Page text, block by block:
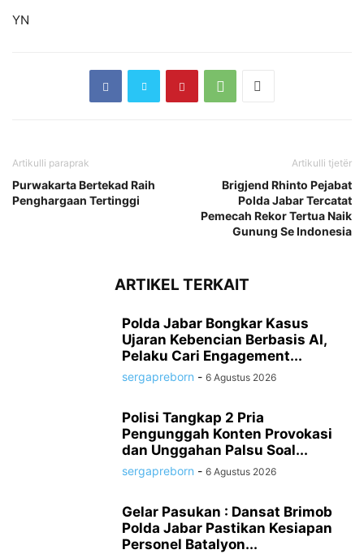
YN
Artikulli paraprak
Purwakarta Bertekad Raih
Penghargaan Tertinggi
Artikulli tjetër
Brigjend Rhinto Pejabat
Polda Jabar Tercatat
Pemecah Rekor Tertua Naik
Gunung Se Indonesia
ARTIKEL TERKAIT
Polda Jabar Bongkar Kasus
Ujaran Kebencian Berbasis AI,
Pelaku Cari Engagement...
sergapreborn - 6 Agustus 2026
Polisi Tangkap 2 Pria
Pengunggah Konten Provokasi
dan Unggahan Palsu Soal...
sergapreborn - 6 Agustus 2026
Gelar Pasukan : Dansat Brimob
Polda Jabar Pastikan Kesiapan
Personel Batalyon...